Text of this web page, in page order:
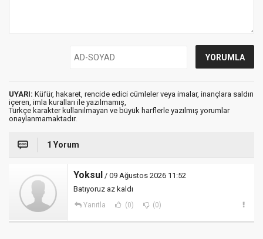
UYARI: Küfür, hakaret, rencide edici cümleler veya imalar, inançlara saldırı
içeren, imla kuralları ile yazılmamış,
Türkçe karakter kullanılmayan ve büyük harflerle yazılmış yorumlar
onaylanmamaktadır.
1 Yorum
Yoksul / 09 Ağustos 2026 11:52
Batıyoruz az kaldı
Yanıtla (0) (0)